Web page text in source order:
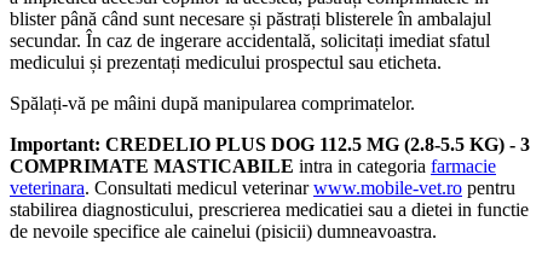
blister până când sunt necesare și păstrați blisterele în ambalajul
secundar. În caz de ingerare accidentală, solicitați imediat sfatul
medicului și prezentați medicului prospectul sau eticheta.
Spălați-vă pe mâini după manipularea comprimatelor.
Important: CREDELIO PLUS DOG 112.5 MG (2.8-5.5 KG) - 3
COMPRIMATE MASTICABILE intra in categoria farmacie
veterinara. Consultati medicul veterinarwww.mobile-vet.ro pentru
stabilirea diagnosticului, prescrierea medicatiei sau a dietei in functie
de nevoile specifice ale cainelui (pisicii) dumneavoastra.